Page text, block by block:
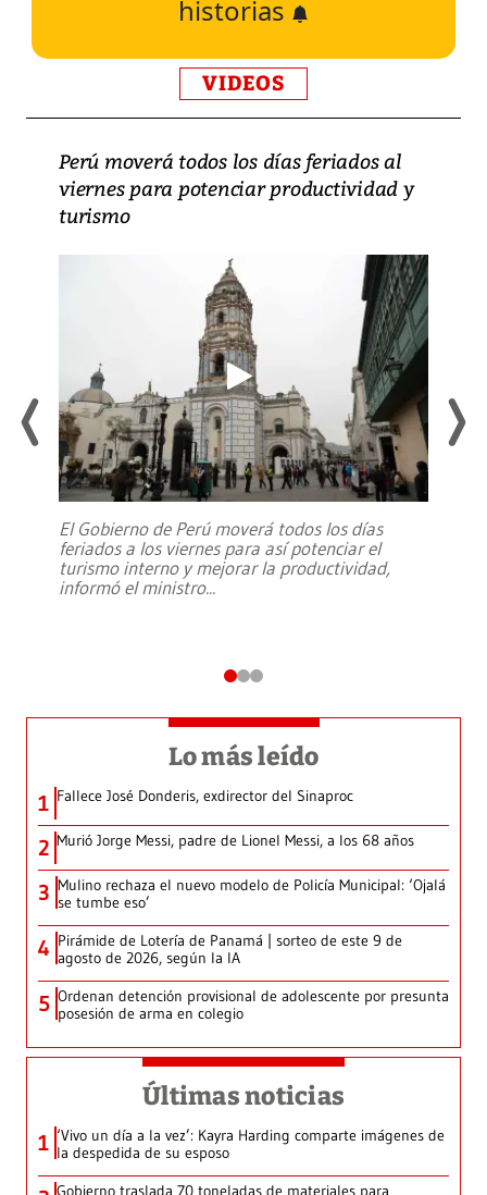
historias
VIDEOS
Perú moverá todos los días feriados al
viernes para potenciar productividad y
turismo
El Gobierno de Perú moverá todos los días
feriados a los viernes para así potenciar el
turismo interno y mejorar la productividad,
informó el ministro...
Lo más leído
1 Fallece José Donderis, exdirector del Sinaproc
2 Murió Jorge Messi, padre de Lionel Messi, a los 68 años
3 Mulino rechaza el nuevo modelo de Policía Municipal: ‘Ojalá
se tumbe eso’
4 Pirámide de Lotería de Panamá | sorteo de este 9 de
agosto de 2026, según la IA
5 Ordenan detención provisional de adolescente por presunta
posesión de arma en colegio
Últimas noticias
1 ‘Vivo un día a la vez’: Kayra Harding comparte imágenes de
la despedida de su esposo